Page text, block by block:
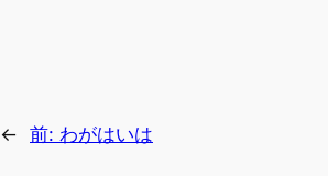
← 前: わがはいは